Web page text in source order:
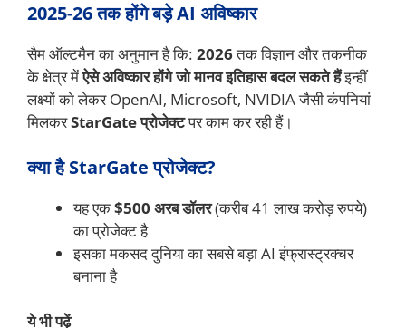
2025-26 तक होंगे बड़े AI अविष्कार
सैम ऑल्टमैन का अनुमान है कि: 2026तक विज्ञान और तकनीक
के क्षेत्र मेंऐसे अविष्कार होंगे जो मानव इतिहास बदल सकते हैंइन्हीं
लक्ष्यों को लेकर OpenAI, Microsoft, NVIDIA जैसी कंपनियां
मिलकरStarGate प्रोजेक्टपर काम कर रही हैं।
क्या है StarGate प्रोजेक्ट?
यह एक$500 अरब डॉलर(करीब 41 लाख करोड़ रुपये)
का प्रोजेक्ट है
इसका मकसद दुनिया का सबसे बड़ा AI इंफ्रास्ट्रक्चर
बनाना है
ये भी पढ़ें